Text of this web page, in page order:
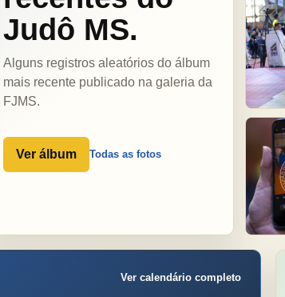
Judô MS.
Alguns registros aleatórios do álbum
mais recente publicado na galeria da
FJMS.
Ver álbum Todas as fotos
Ver calendário completo